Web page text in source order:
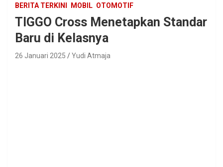
BERITA TERKINI MOBIL OTOMOTIF
TIGGO Cross Menetapkan Standar
Baru di Kelasnya
26 Januari 2025 Yudi Atmaja